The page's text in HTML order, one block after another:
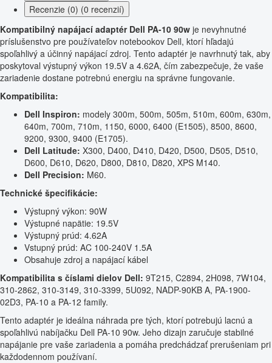
Recenzie (0) (0 recenzií)
Kompatibilný napájací adaptér Dell PA-10 90w je nevyhnutné
príslušenstvo pre používateľov notebookov Dell, ktorí hľadajú
spoľahlivý a účinný napájací zdroj. Tento adaptér je navrhnutý tak, aby
poskytoval výstupný výkon 19.5V a 4.62A, čím zabezpečuje, že vaše
zariadenie dostane potrebnú energiu na správne fungovanie.
Kompatibilita:
Dell Inspiron: modely 300m, 500m, 505m, 510m, 600m, 630m,
640m, 700m, 710m, 1150, 6000, 6400 (E1505), 8500, 8600,
9200, 9300, 9400 (E1705).
Dell Latitude: X300, D400, D410, D420, D500, D505, D510,
D600, D610, D620, D800, D810, D820, XPS M140.
Dell Precision: M60.
Technické špecifikácie:
Výstupný výkon: 90W
Výstupné napätie: 19.5V
Výstupný prúd: 4.62A
Vstupný prúd: AC 100-240V 1.5A
Obsahuje zdroj a napájací kábel
Kompatibilita s číslami dielov Dell: 9T215, C2894, 2H098, 7W104,
310-2862, 310-3149, 310-3399, 5U092, NADP-90KB A, PA-1900-
02D3, PA-10 a PA-12 family.
Tento adaptér je ideálna náhrada pre tých, ktorí potrebujú lacnú a
spoľahlivú nabíjačku Dell PA-10 90w. Jeho dizajn zaručuje stabilné
napájanie pre vaše zariadenia a pomáha predchádzať prerušeniam pri
každodennom používaní.